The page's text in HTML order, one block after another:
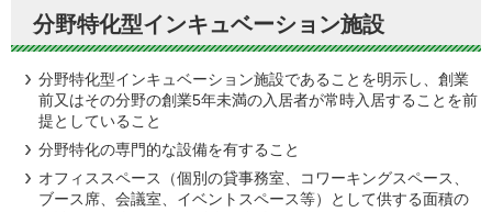
分野特化型インキュベーション施設
分野特化型インキュベーション施設であることを明示し、創業
前又はその分野の創業5年未満の入居者が常時入居することを前
提としていること
分野特化の専門的な設備を有すること
オフィススペース（個別の貸事務室、コワーキングスペース、
ブース席、会議室、イベントスペース等）として供する面積の